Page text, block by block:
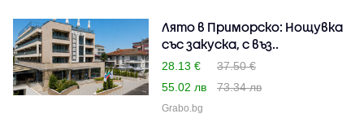
Лято в Приморско: Нощувка
със закуска, с въз..
28.13 €
37.50 €
55.02 лв
73.34 лв
Grabo.bg